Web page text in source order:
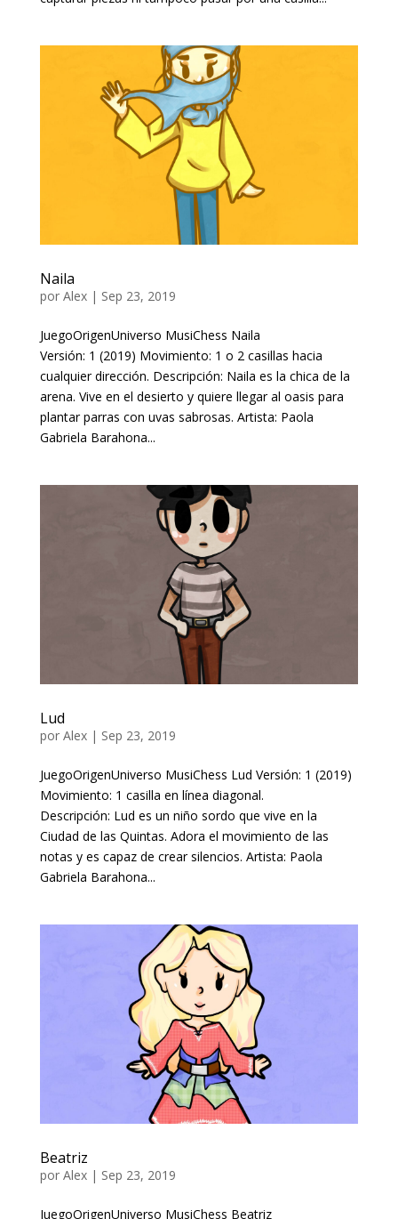
Naila
por Alex| Sep 23, 2019
JuegoOrigenUniverso MusiChess Naila
Versión: 1 (2019) Movimiento: 1 o 2 casillas hacia
cualquier dirección. Descripción: Naila es la chica de la
arena. Vive en el desierto y quiere llegar al oasis para
plantar parras con uvas sabrosas. Artista: Paola
Gabriela Barahona...
Lud
por Alex| Sep 23, 2019
JuegoOrigenUniverso MusiChess Lud Versión: 1 (2019)
Movimiento: 1 casilla en línea diagonal.
Descripción: Lud es un niño sordo que vive en la
Ciudad de las Quintas. Adora el movimiento de las
notas y es capaz de crear silencios. Artista: Paola
Gabriela Barahona...
Beatriz
por Alex| Sep 23, 2019
JuegoOrigenUniverso MusiChess Beatriz